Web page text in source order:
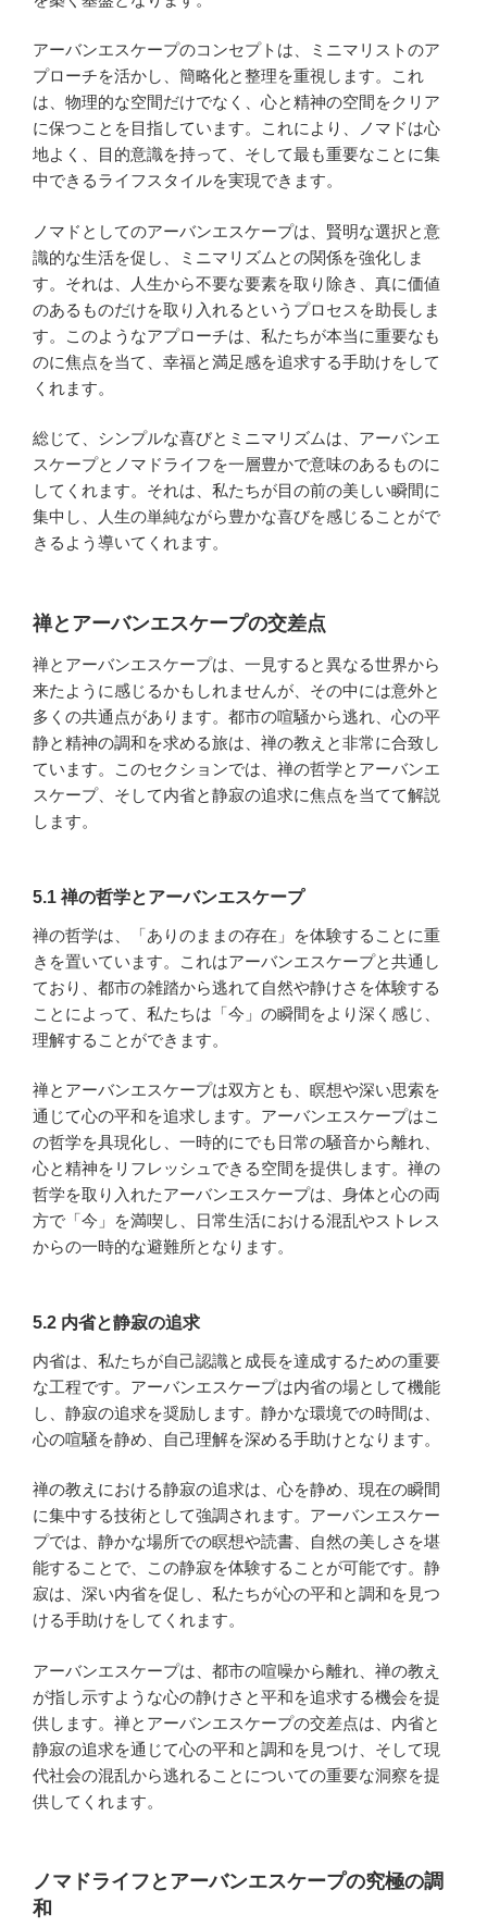
アーバンエスケープのコンセプトは、ミニマリストのア
プローチを活かし、簡略化と整理を重視します。これ
は、物理的な空間だけでなく、心と精神の空間をクリア
に保つことを目指しています。これにより、ノマドは心
地よく、目的意識を持って、そして最も重要なことに集
中できるライフスタイルを実現できます。
ノマドとしてのアーバンエスケープは、賢明な選択と意
識的な生活を促し、ミニマリズムとの関係を強化しま
す。それは、人生から不要な要素を取り除き、真に価値
のあるものだけを取り入れるというプロセスを助長しま
す。このようなアプローチは、私たちが本当に重要なも
のに焦点を当て、幸福と満足感を追求する手助けをして
くれます。
総じて、シンプルな喜びとミニマリズムは、アーバンエ
スケープとノマドライフを一層豊かで意味のあるものに
してくれます。それは、私たちが目の前の美しい瞬間に
集中し、人生の単純ながら豊かな喜びを感じることがで
きるよう導いてくれます。
禅とアーバンエスケープの交差点
禅とアーバンエスケープは、一見すると異なる世界から
来たように感じるかもしれませんが、その中には意外と
多くの共通点があります。都市の喧騒から逃れ、心の平
静と精神の調和を求める旅は、禅の教えと非常に合致し
ています。このセクションでは、禅の哲学とアーバンエ
スケープ、そして内省と静寂の追求に焦点を当てて解説
します。
5.1 禅の哲学とアーバンエスケープ
禅の哲学は、「ありのままの存在」を体験することに重
きを置いています。これはアーバンエスケープと共通し
ており、都市の雑踏から逃れて自然や静けさを体験する
ことによって、私たちは「今」の瞬間をより深く感じ、
理解することができます。
禅とアーバンエスケープは双方とも、瞑想や深い思索を
通じて心の平和を追求します。アーバンエスケープはこ
の哲学を具現化し、一時的にでも日常の騒音から離れ、
心と精神をリフレッシュできる空間を提供します。禅の
哲学を取り入れたアーバンエスケープは、身体と心の両
方で「今」を満喫し、日常生活における混乱やストレス
からの一時的な避難所となります。
5.2 内省と静寂の追求
内省は、私たちが自己認識と成長を達成するための重要
な工程です。アーバンエスケープは内省の場として機能
し、静寂の追求を奨励します。静かな環境での時間は、
心の喧騒を静め、自己理解を深める手助けとなります。
禅の教えにおける静寂の追求は、心を静め、現在の瞬間
に集中する技術として強調されます。アーバンエスケー
プでは、静かな場所での瞑想や読書、自然の美しさを堪
能することで、この静寂を体験することが可能です。静
寂は、深い内省を促し、私たちが心の平和と調和を見つ
ける手助けをしてくれます。
アーバンエスケープは、都市の喧噪から離れ、禅の教え
が指し示すような心の静けさと平和を追求する機会を提
供します。禅とアーバンエスケープの交差点は、内省と
静寂の追求を通じて心の平和と調和を見つけ、そして現
代社会の混乱から逃れることについての重要な洞察を提
供してくれます。
ノマドライフとアーバンエスケープの究極の調
和